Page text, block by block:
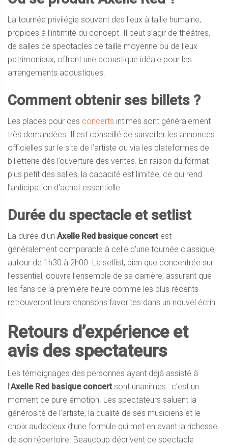
La tournée privilégie souvent des lieux à taille humaine,
propices à l’intimité du concept. Il peut s’agir de théâtres,
de salles de spectacles de taille moyenne ou de lieux
patrimoniaux, offrant une acoustique idéale pour les
arrangements acoustiques.
Comment obtenir ses billets ?
Les places pour ces concerts intimes sont généralement
très demandées. Il est conseillé de surveiller les annonces
officielles sur le site de l’artiste ou via les plateformes de
billetterie dès l’ouverture des ventes. En raison du format
plus petit des salles, la capacité est limitée, ce qui rend
l’anticipation d’achat essentielle.
Durée du spectacle et setlist
La durée d’un Axelle Red basique concert est
généralement comparable à celle d’une tournée classique,
autour de 1h30 à 2h00. La setlist, bien que concentrée sur
l’essentiel, couvre l’ensemble de sa carrière, assurant que
les fans de la première heure comme les plus récents
retrouveront leurs chansons favorites dans un nouvel écrin.
Retours d’expérience et
avis des spectateurs
Les témoignages des personnes ayant déjà assisté à
l’Axelle Red basique concert sont unanimes : c’est un
moment de pure émotion. Les spectateurs saluent la
générosité de l’artiste, la qualité de ses musiciens et le
choix audacieux d’une formule qui met en avant la richesse
de son répertoire. Beaucoup décrivent ce spectacle